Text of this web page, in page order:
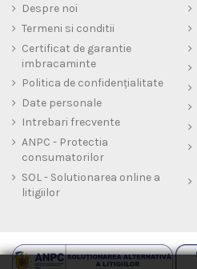
Despre noi
Termeni si conditii
Certificat de garantie
imbracaminte
Politica de confidențialitate
Date personale
Intrebari frecvente
ANPC - Protectia
consumatorilor
SOL - Solutionarea online a
litigiilor